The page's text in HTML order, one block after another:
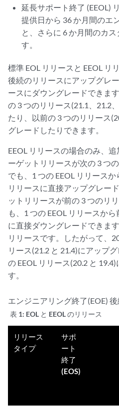
延長サポート終了 (EEOL)
提供日から 36 か月間のエ
と、さらに 6 か月間のカ
す。
標準 EOL リリースと EEOL リ
後続のリリースにアップグレ
ースにダウングレードできま
の 3 つのリリース(21.1、21.2
たり、以前の 3 つのリリース
グレードしたりできます。
EEOL リリースの場合のみ、
ーゲットリリースが次の 3 つ
でも、1 つの EEOL リリース
リリースに直接アップグレー
ットリリースが前の 3 つのリ
も、1 つの EEOL リリースから
に直接ダウングレードできま
リリースです。したがって、
リース(21.2 と 21.4)にアップ
の EEOL リリース(20.2 と
す。
エンジニアリング終了(EOE)
表 1: EOL と EEOL のリリース
リリース
タイプ
サポ
ート
終了
(EOS)